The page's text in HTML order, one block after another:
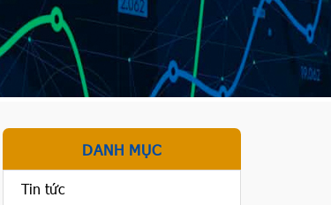
DANH MỤC
Tin tức